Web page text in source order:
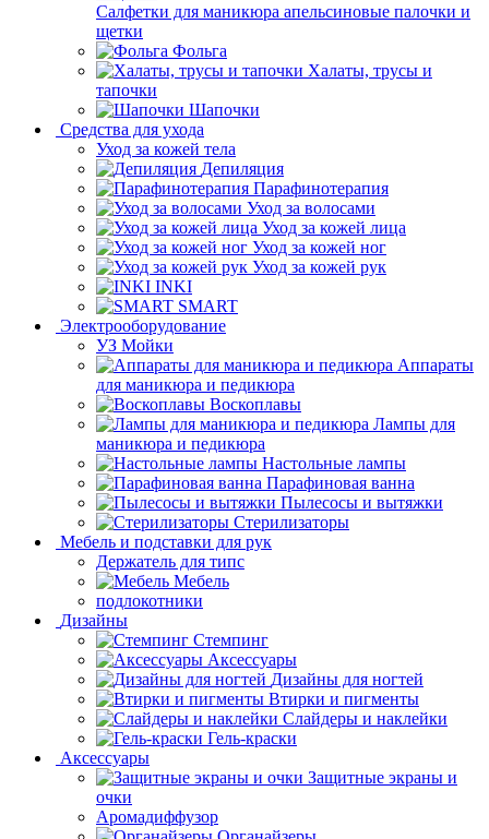
Салфетки для маникюра апельсиновые палочки и
щетки
Фольга
Халаты, трусы и
тапочки
Шапочки
Средства для ухода
Уход за кожей тела
Депиляция
Парафинотерапия
Уход за волосами
Уход за кожей лица
Уход за кожей ног
Уход за кожей рук
INKI
SMART
Электрооборудование
УЗ Мойки
Аппараты
для маникюра и педикюра
Воскоплавы
Лампы для
маникюра и педикюра
Настольные лампы
Парафиновая ванна
Пылесосы и вытяжки
Стерилизаторы
Мебель и подставки для рук
Держатель для типс
Мебель
подлокотники
Дизайны
Стемпинг
Аксессуары
Дизайны для ногтей
Втирки и пигменты
Слайдеры и наклейки
Гель-краски
Аксессуары
Защитные экраны и
очки
Аромадиффузор